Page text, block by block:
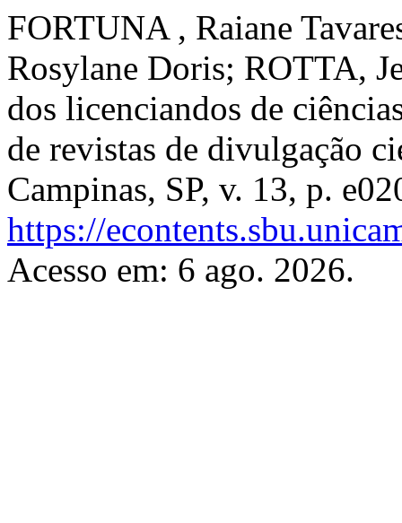
FORTUNA , Raiane
Rosylane Doris; ROTTA,
dos licenciandos de
de revistas de divulgação
Campinas, SP, v. 13, p.
https://
Acesso em: 6 ago. 2026.